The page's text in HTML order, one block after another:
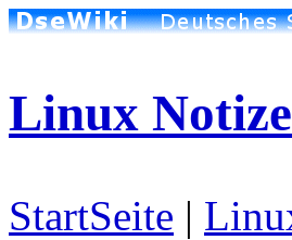
Linux
StartSeite |